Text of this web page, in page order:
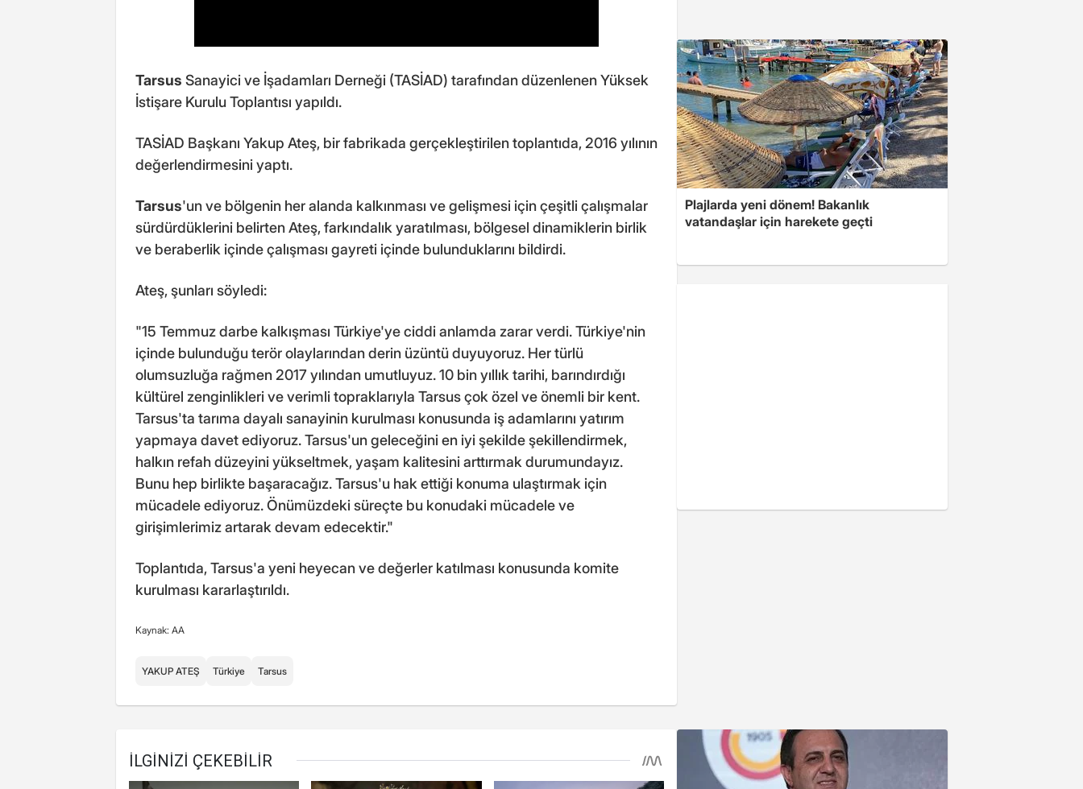
Tarsus Sanayici ve İşadamları Derneği (TASİAD) tarafından düzenlenen Yüksek
İstişare Kurulu Toplantısı yapıldı.
TASİAD Başkanı Yakup Ateş, bir fabrikada gerçekleştirilen toplantıda, 2016 yılının
değerlendirmesini yaptı.
Tarsus'un ve bölgenin her alanda kalkınması ve gelişmesi için çeşitli çalışmalar
sürdürdüklerini belirten Ateş, farkındalık yaratılması, bölgesel dinamiklerin birlik
ve beraberlik içinde çalışması gayreti içinde bulunduklarını bildirdi.
Ateş, şunları söyledi:
"15 Temmuz darbe kalkışması Türkiye'ye ciddi anlamda zarar verdi. Türkiye'nin
içinde bulunduğu terör olaylarından derin üzüntü duyuyoruz. Her türlü
olumsuzluğa rağmen 2017 yılından umutluyuz. 10 bin yıllık tarihi, barındırdığı
kültürel zenginlikleri ve verimli topraklarıyla Tarsus çok özel ve önemli bir kent.
Tarsus'ta tarıma dayalı sanayinin kurulması konusunda iş adamlarını yatırım
yapmaya davet ediyoruz. Tarsus'un geleceğini en iyi şekilde şekillendirmek,
halkın refah düzeyini yükseltmek, yaşam kalitesini arttırmak durumundayız.
Bunu hep birlikte başaracağız. Tarsus'u hak ettiği konuma ulaştırmak için
mücadele ediyoruz. Önümüzdeki süreçte bu konudaki mücadele ve
girişimlerimiz artarak devam edecektir."
Toplantıda, Tarsus'a yeni heyecan ve değerler katılması konusunda komite
kurulması kararlaştırıldı.
Kaynak: AA
YAKUP ATEŞ Türkiye Tarsus
Plajlarda yeni dönem! Bakanlık
vatandaşlar için harekete geçti